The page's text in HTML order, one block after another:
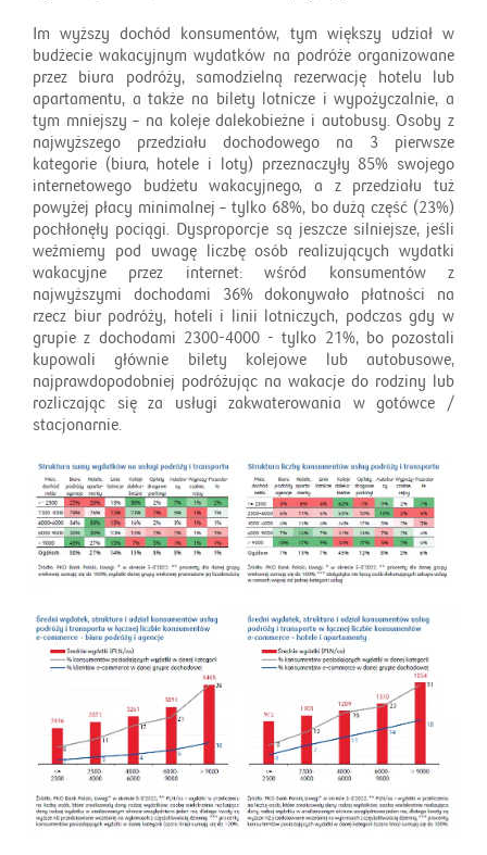
Im wyższy dochód konsumentów, tym większy udział w
budżecie wakacyjnym wydatków na podróże organizowane
przez biura podróży, samodzielną rezerwację hotelu lub
apartamentu, a także na bilety lotnicze i wypożyczalnie, a
tym mniejszy – na koleje dalekobieżne i autobusy. Osoby z
najwyższego przedziału dochodowego na 3 pierwsze
kategorie (biura, hotele i loty) przeznaczyły 85% swojego
internetowego budżetu wakacyjnego, a z przedziału tuż
powyżej płacy minimalnej – tylko 68%, bo dużą część (23%)
pochłonęły pociągi. Dysproporcje są jeszcze silniejsze, jeśli
weźmiemy pod uwagę liczbę osób realizujących wydatki
wakacyjne przez internet: wśród konsumentów z
najwyższymi dochodami 36% dokonywało płatności na
rzecz biur podróży, hoteli i linii lotniczych, podczas gdy w
grupie z dochodami 2300-4000 - tylko 21%, bo pozostali
kupowali głównie bilety kolejowe lub autobusowe,
najprawdopodobniej podróżując na wakacje do rodziny lub
rozliczając się za usługi zakwaterowania w gotówce /
stacjonarnie.